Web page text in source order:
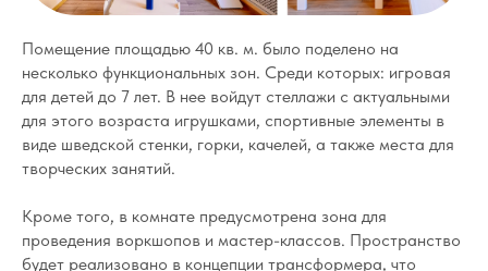
Помещение площадью 40 кв. м. было поделено на
несколько функциональных зон. Среди которых: игровая
для детей до 7 лет. В нее войдут стеллажи с актуальными
для этого возраста игрушками, спортивные элементы в
виде шведской стенки, горки, качелей, а также места для
творческих занятий.
Кроме того, в комнате предусмотрена зона для
проведения воркшопов и мастер-классов. Пространство
будет реализовано в концепции трансформера, что